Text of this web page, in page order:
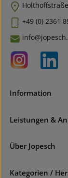
+49 (0) 2361
Information
Leistungen &
Über Jopesch
Kategorien /